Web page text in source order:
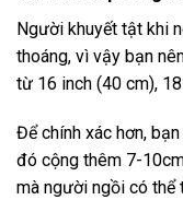
Người khuyết tật khi
thoáng, vì vậy bạn
từ 16 inch (40 cm),
Để chính xác hơn,
đó cộng thêm 7-
mà người ngồi có thể